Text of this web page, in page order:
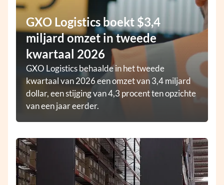
GXO Logistics boekt $3,4
miljard omzet in tweede
kwartaal 2026
GXO Logistics behaalde in het tweede
kwartaal van 2026 een omzet van 3,4 miljard
dollar, een stijging van 4,3 procent ten opzichte
van een jaar eerder.